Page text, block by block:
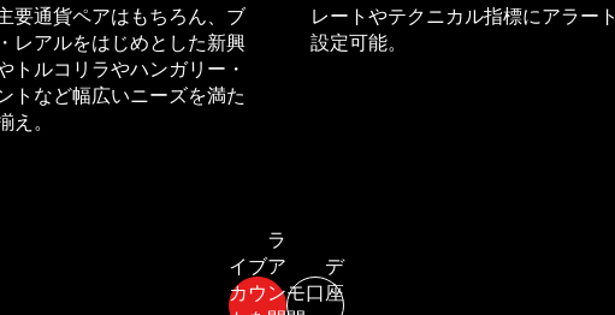
要通貨ペアはもちろん、ブ
レアルをはじめとした新興
トルコリラやハンガリー・
トなど幅広いニーズを満た
え。
レートやテクニカル指標にアラート
設定可能。